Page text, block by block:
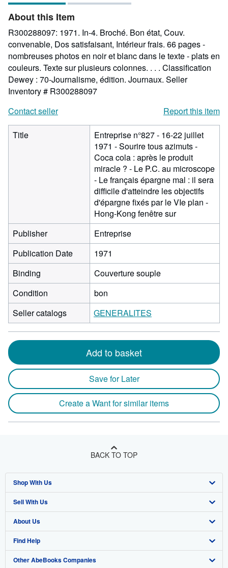
About this Item
R300288097: 1971. In-4. Broché. Bon état, Couv.
convenable, Dos satisfaisant, Intérieur frais. 66 pages -
nombreuses photos en noir et blanc dans le texte - plats en
couleurs. Texte sur plusieurs colonnes. . . . Classification
Dewey : 70-Journalisme, édition. Journaux. Seller
Inventory # R300288097
Contact seller
Report this item
Title
Entreprise n°827 - 16-22 juillet
1971 - Sourire tous azimuts -
Coca cola : après le produit
miracle ? - Le P.C. au microscope
- Le français épargne mal : il sera
difficile d'atteindre les objectifs
d'épargne fixés par le VIe plan -
Hong-Kong fenêtre sur
Publisher
Entreprise
Publication Date
1971
Binding
Couverture souple
Condition
bon
Seller catalogs
GENERALITES
Add to basket
Save for Later
Create a Want for similar items
BACK TO TOP
Shop With Us
Advanced Search
Browse Collections
My Account
My Orders
Sell With Us
Start Selling
Join Our Affiliate Program
Book Buyback
About Us
About AbeBooks
Media
Find Help
Help
Other AbeBooks Companies